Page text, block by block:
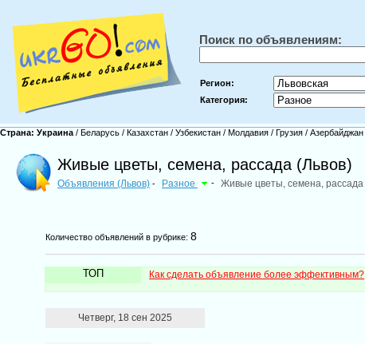
Поиск по объявлениям:
Регион:
Категория:
Страна: Украина / Беларусь / Казахстан / Узбекистан / Молдавия / Грузия / Азербайджан
Живые цветы, семена, рассада (Львов)
Объявления (Львов) - Разное - Живые цветы, семена, рассада
Количество объявлений в рубрике:8
ТОП Как сделать объявление более эффективным?
Четверг, 18 сен 2025